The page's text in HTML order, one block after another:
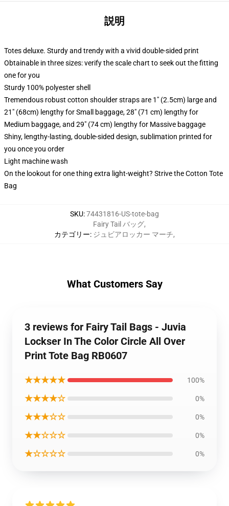
説明
Totes deluxe. Sturdy and trendy with a vivid double-sided print
Obtainable in three sizes: verify the scale chart to seek out the fitting
one for you
Sturdy 100% polyester shell
Tremendous robust cotton shoulder straps are 1" (2.5cm) large and
21" (68cm) lengthy for Small baggage, 28" (71 cm) lengthy for
Medium baggage, and 29" (74 cm) lengthy for Massive baggage
Shiny, lengthy-lasting, double-sided design, sublimation printed for
you once you order
Light machine wash
On the lookout for one thing extra light-weight? Strive the Cotton Tote
Bag
SKU:74431816-US-tote-bag
カテゴリー:
Fairy Tail バッグ,
ジュビアロッカー マーチ,
What Customers Say
3 reviews for Fairy Tail Bags - Juvia
Lockser In The Color Circle All Over
Print Tote Bag RB0607
★★★★★ 100%
★★★★☆ 0%
★★★☆☆ 0%
★★☆☆☆ 0%
★☆☆☆☆ 0%